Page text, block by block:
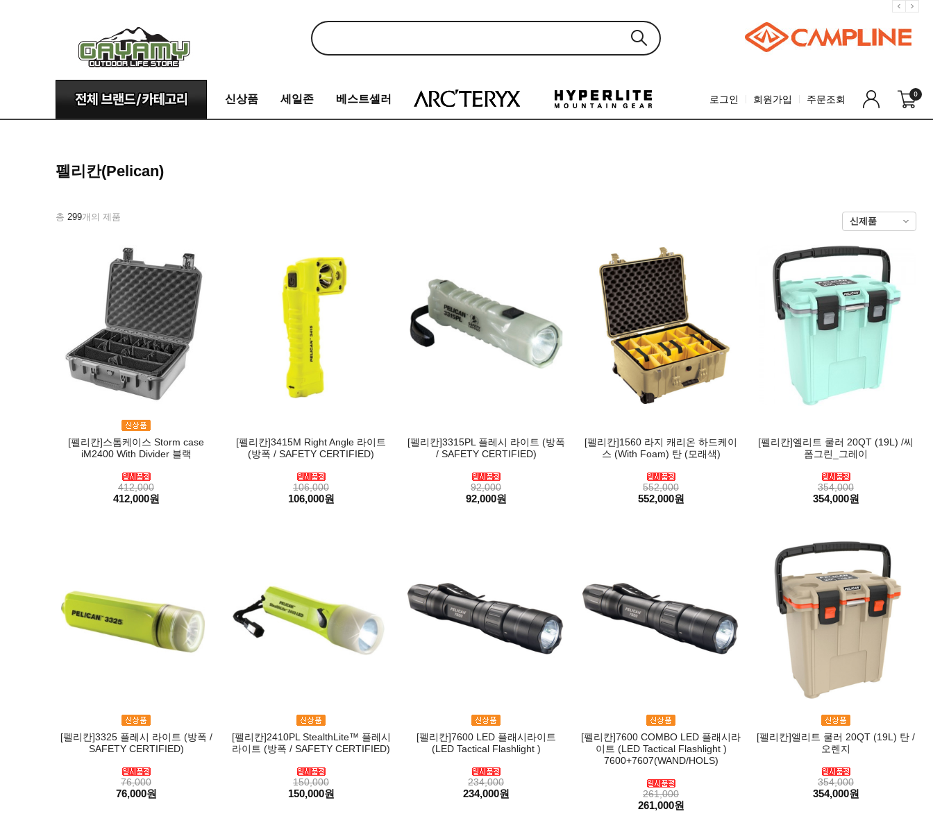
신상품 세일존 베스트셀러 로그인 회원가입 주문조회 0
펠리칸(Pelican)
총 299개의 제품
[펠리칸]스톰케이스 Storm case
iM2400 With Divider 블랙
412,000
412,000원
[펠리칸]3415M Right Angle 라이트
(방폭 / SAFETY CERTIFIED)
106,000
106,000원
[펠리칸]3315PL 플레시 라이트 (방폭
/ SAFETY CERTIFIED)
92,000
92,000원
[펠리칸]1560 라지 캐리온 하드케이
스 (With Foam) 탄 (모래색)
552,000
552,000원
[펠리칸]엘리트 쿨러 20QT (19L) /씨
폼그린_그레이
354,000
354,000원
[펠리칸]3325 플레시 라이트 (방폭 /
SAFETY CERTIFIED)
76,000
76,000원
[펠리칸]2410PL StealthLite™ 플레시
라이트 (방폭 / SAFETY CERTIFIED)
150,000
150,000원
[펠리칸]7600 LED 플래시라이트
(LED Tactical Flashlight )
234,000
234,000원
[펠리칸]7600 COMBO LED 플래시라
이트 (LED Tactical Flashlight )
7600+7607(WAND/HOLS)
261,000
261,000원
[펠리칸]엘리트 쿨러 20QT (19L) 탄 /
오렌지
354,000
354,000원